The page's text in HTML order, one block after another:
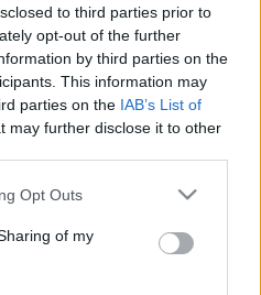
to third parties prior to
opt-out of the further
by third parties on the
This information may
parties on the IAB’s List of
may further disclose it to other
uses one or more Google
behaviour. You may click to
and its third-party tags to
purposes in below Google
Opt Outs
of my
Rock Reuben,Kevin James
Williams